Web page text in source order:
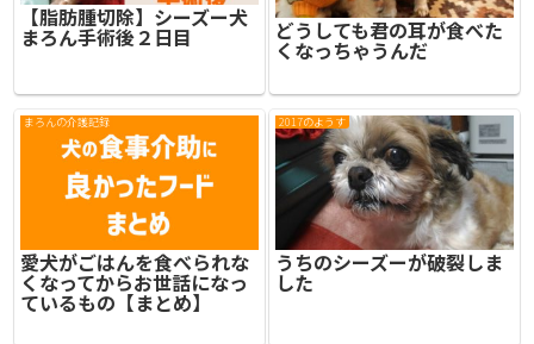
【脂肪腫切除】シーズー犬
まろん手術後２日目 どうしても君の耳が食べた
くなっちゃうんだ
まろんの介護記録
愛犬がごはんを食べられな
くなってからお世話になっ
ているもの【まとめ】
2017のようす
うちのシーズーが破裂しま
した